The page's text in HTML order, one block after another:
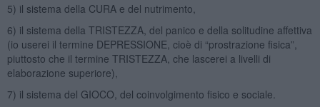
5) il sistema della CURA e del nutrimento,
6) il sistema della TRISTEZZA, del panico e della solitudine affettiva
(io userei il termine DEPRESSIONE, cioè di “prostrazione fisica”,
piuttosto che il termine TRISTEZZA, che lascerei a livelli di
elaborazione superiore),
7) il sistema del GIOCO, del coinvolgimento fisico e sociale.